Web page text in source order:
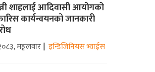
शाहलाई आदिवासी आयोगको
कार्यन्वयनको जानकारी
मङ्गलवार इन्डिजिनियस भ्वाईस